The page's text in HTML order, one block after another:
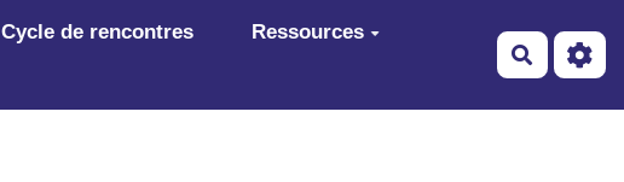
Cycle de rencontres
Ressources